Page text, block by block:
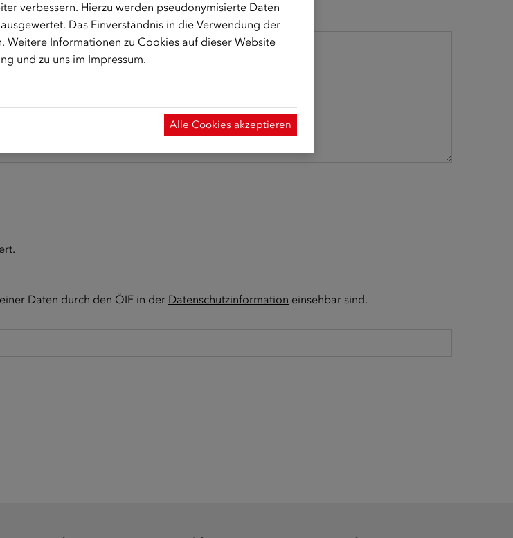
Daten durch den ÖIF in der Datenschutzinformation einsehbar sind.
verbessern. Hierzu werden pseudonymisierte Daten
Das Einverständnis in die Verwendung der
Weitere Informationen zu Cookies auf dieser Website
und zu uns im Impressum.
Alle Cookies akzeptieren